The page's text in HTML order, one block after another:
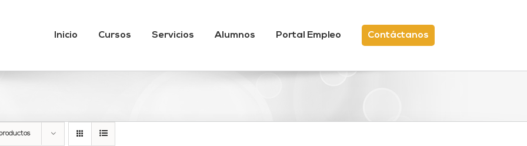
Inicio Cursos Servicios Alumnos Portal Empleo Contáctanos